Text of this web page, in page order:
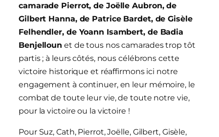
camarade Pierrot, de Joëlle Aubron, de
Gilbert Hanna, de Patrice Bardet, de Gisèle
Felhendler, de Yoann Isambert, de Badia
Benjelloun et de tous nos camarades trop tôt
partis ; à leurs côtés, nous célébrons cette
victoire historique et réaffirmons ici notre
engagement à continuer, en leur mémoire, le
combat de toute leur vie, de toute notre vie,
pour la victoire ou la victoire !
Pour Suz, Cath, Pierrot, Joëlle, Gilbert, Gisèle,